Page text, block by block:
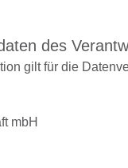
des
gilt für die
mbH